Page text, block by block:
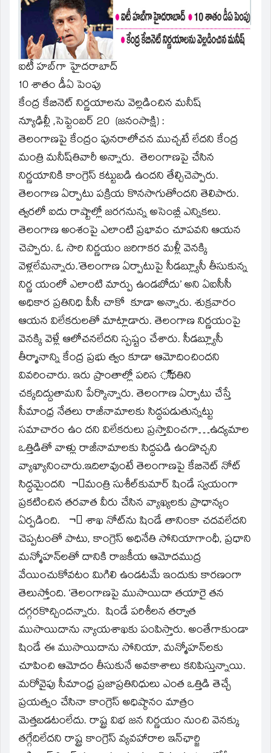
ఐటీ హబ్‌గా హైదరాబాద్‌
10 శాతం డీఏ పెంపు
కేంద్ర కేబినెట్‌ నిర్ణయాలను వెల్లడించిన మనీష్‌
న్యూఢిల్లీ ,సెప్టెంబర్‌ 20 (జనంసాక్షి) :
తెలంగాణపై కేంద్రం పునరాలోచన ముచ్చటే లేదని కేంద్ర
మంత్రి మనీష్‌తివారీ అన్నారు. తెలంగాణపై చేసిన
నిర్ణయానికి కాంగ్రెస్‌ కట్టుబడి ఉందని తేల్చిచెప్పారు.
తెలంగాణ ఏర్పాటు పక్రియ కొనసాగుతోందని తెలిపారు.
త్వరలో ఐదు రాష్టాల్లో జరగనున్న అసెంబ్లీ ఎన్నికలు.
తెలంగాణ అంశంపై ఎలాంటి ప్రభావం చూపవని ఆయన
చెప్పారు. ఓ సారి నిర్ణయం జరిగాకర మళ్లీ వెనక్కి
వెళ్లలేమన్నారు.’తెలంగాణ ఏర్పాటుపై సీడబ్ల్యూసీ తీసుకున్న
నిర్ణ యంలో ఎలాంటి మార్పు ఉండబోదు’ అని ఏఐసీసీ
అధికార ప్రతినిధి పీసీ చాకో కూడా అన్నారు. శుక్రవారం
ఆయన విలేకరులతో మాట్లాడారు. తెలంగాణ నిర్ణయంపై
వెనక్కి వెళ్లే ఆలోచనలేదని స్పష్టం చేశారు. సీడబ్ల్యూసీ
తీర్మానాన్ని కేంద్ర ప్రభు త్వం కూడా ఆమోదించిందని
వివరించారు. ఇరు ప్రాంతాల్లో పరిస ి్థతిని
చక్కదిద్దుతామని పేర్కొన్నారు. తెలంగాణ ఏర్పాటు చేస్తే
సీమాంధ్ర నేతలు రాజీనామాలకు సిద్ధపడుతున్నట్టు
సమాచారం ఉం దని విలేకరులు ప్రస్తావించగా…ఉద్యమాల
ఒత్తిడితో వాళ్లు రాజీనామాలకు సిద్ధపడి ఉండొచ్చని
వ్యాఖ్యానించారు.ఇదిలావుంటే తెలంగాణపై కేబినెట్‌ నోట్‌
సిద్ధమైందని ¬ంమంత్రి సుశీల్‌కుమార్‌ షిండే స్వయంగా
ప్రకటించిన తరవాత వీరు చేసిన వ్యాఖ్యలకు ప్రాధాన్యం
ఏర్పడింది. ¬ం శాఖ నోట్‌ను షిండే తానింకా చదవలేదని
చెప్పటంతో పాటు, కాంగ్రెస్‌ అధినేతి సోనియాగాంధీ, ప్రధాని
మన్మోహన్‌లతో దానికి రాజకీయ ఆమోదముద్ర
వేయించుకోవటం మిగిలి ఉండటమే ఇందుకు కారణంగా
తెలుస్తోంది. ‘తెలంగాణపై ముసాయిదా తయారై తన
దగ్గరకొచ్చిందన్నారు. షిండే పరిశీలన తర్వాత
ముసాయిదాను న్యాయశాఖకు పంపిస్తారు. అంతేగాకుండా
షిండే ఈ ముసాయిదాను సోనియా, మన్మోహన్‌లకు
చూపించి ఆమోదం తీసుకునే అవకాశాలు కనిపిస్తున్నాయి.
మరోవైపు సీమాంధ్ర ప్రజాప్రతినిధులు ఎంత ఒత్తిడి తెచ్చే
ప్రయత్నం చేసినా కాంగ్రెస్‌ అధిష్ఠానం మాత్రం
మెత్తబడటంలేదు. రాష్ట్ర విభ జన నిర్ణయం నుంచి వెనక్కు
తగ్గేదిలేదని రాష్ట్ర కాంగ్రెస్‌ వ్యవహారాల ఇన్‌ఛార్జి